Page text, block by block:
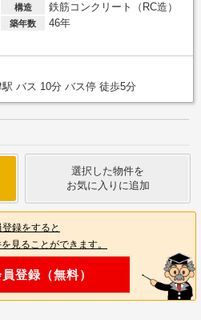
構造 鉄筋コンクリート（RC造）
築年数 46年
バス 10分 バス停 徒歩5分
選択した物件を
お気に入りに追加
登録をすると
見ることができます。
登録（無料）